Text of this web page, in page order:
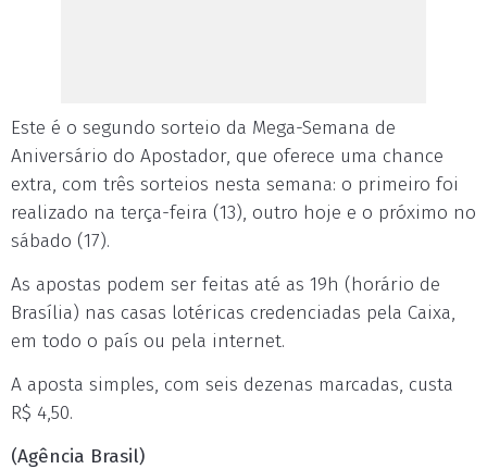
Este é o segundo sorteio da Mega-Semana de
Aniversário do Apostador, que oferece uma chance
extra, com três sorteios nesta semana: o primeiro foi
realizado na terça-feira (13), outro hoje e o próximo no
sábado (17).
As apostas podem ser feitas até as 19h (horário de
Brasília) nas casas lotéricas credenciadas pela Caixa,
em todo o país ou pela internet.
A aposta simples, com seis dezenas marcadas, custa
R$ 4,50.
(Agência Brasil)